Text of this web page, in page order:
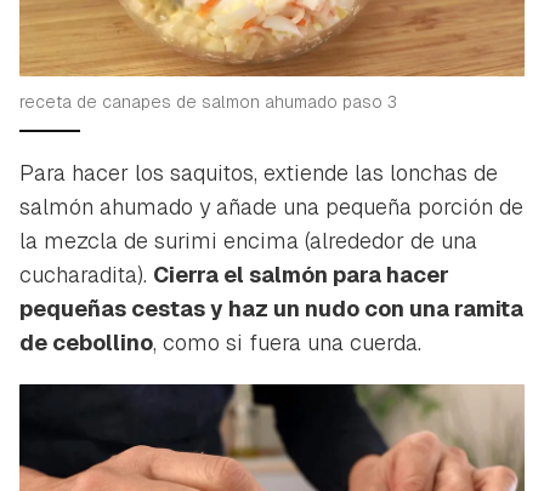
receta de canapes de salmon ahumado paso 3
Para hacer los saquitos, extiende las lonchas de
salmón ahumado y añade una pequeña porción de
la mezcla de surimi encima (alrededor de una
cucharadita). Cierra el salmón para hacer
pequeñas cestas y haz un nudo con una ramita
de cebollino, como si fuera una cuerda.